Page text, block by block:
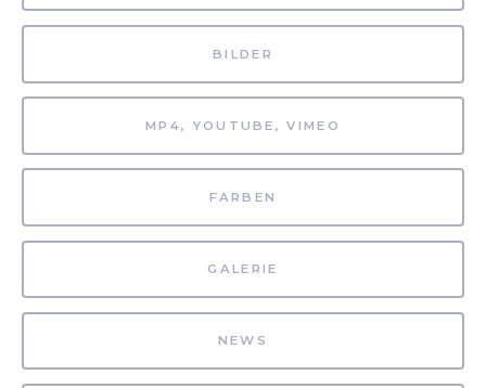
BILDER
MP4, YOUTUBE, VIMEO
FARBEN
GALERIE
NEWS